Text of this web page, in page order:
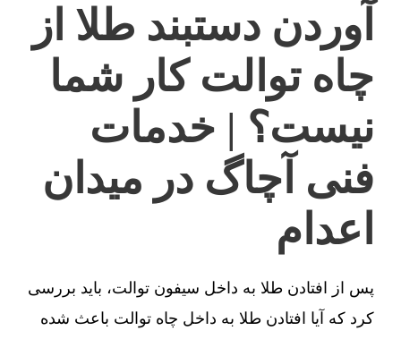
آوردن دستبند طلا از
چاه توالت کار شما
نیست؟ | خدمات
فنی آچاگ در میدان
اعدام
پس از افتادن طلا به داخل سیفون توالت، باید بررسی
کرد که آیا افتادن طلا به داخل چاه توالت باعث شده